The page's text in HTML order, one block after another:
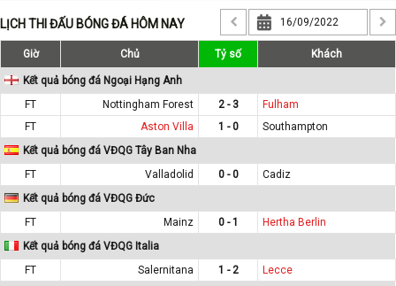
LỊCH THI ĐẤU BÓNG ĐÁ HÔM NAY
Giờ Chủ Tỷ số Khách
Kết quả bóng đá Ngoại Hạng Anh
FT
Nottingham Forest 2 - 3
Fulham
FT
Aston Villa 1 - 0
Southampton
Kết quả bóng đá VĐQG Tây Ban Nha
FT
Valladolid 0 - 0
Cadiz
Kết quả bóng đá VĐQG Đức
FT
Mainz 0 - 1
Hertha Berlin
Kết quả bóng đá VĐQG Italia
FT
Salernitana 1 - 2
Lecce